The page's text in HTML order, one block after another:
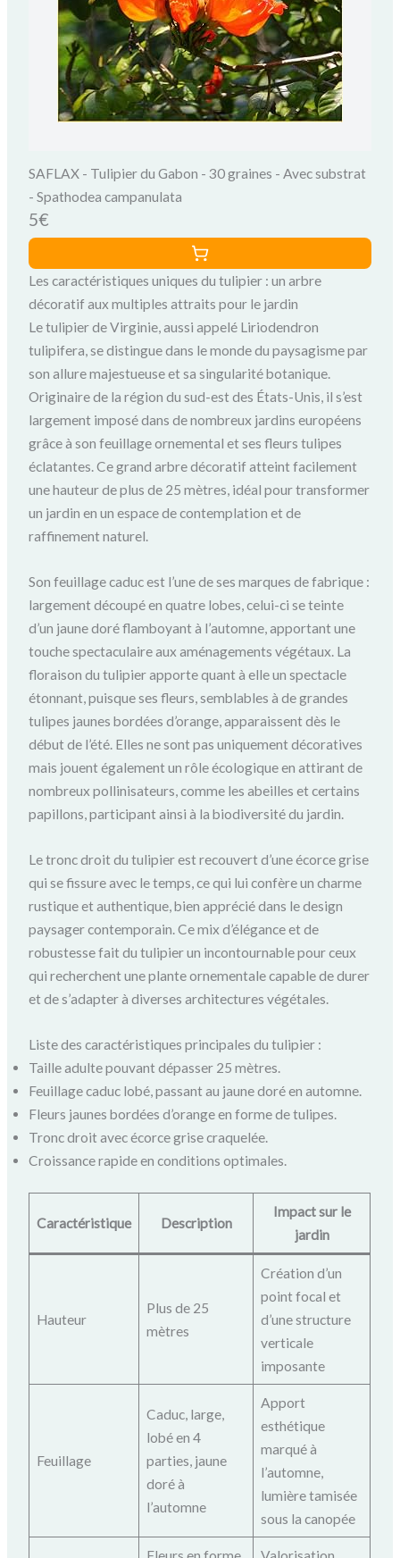
SAFLAX - Tulipier du Gabon - 30 graines - Avec substrat
- Spathodea campanulata
5€
Les caractéristiques uniques du tulipier : un arbre
décoratif aux multiples attraits pour le jardin
Le tulipier de Virginie, aussi appelé Liriodendron
tulipifera, se distingue dans le monde du paysagisme par
son allure majestueuse et sa singularité botanique.
Originaire de la région du sud-est des États-Unis, il s’est
largement imposé dans de nombreux jardins européens
grâce à son feuillage ornemental et ses fleurs tulipes
éclatantes. Ce grand arbre décoratif atteint facilement
une hauteur de plus de 25 mètres, idéal pour transformer
un jardin en un espace de contemplation et de
raffinement naturel.
Son feuillage caduc est l’une de ses marques de fabrique :
largement découpé en quatre lobes, celui-ci se teinte
d’un jaune doré flamboyant à l’automne, apportant une
touche spectaculaire aux aménagements végétaux. La
floraison du tulipier apporte quant à elle un spectacle
étonnant, puisque ses fleurs, semblables à de grandes
tulipes jaunes bordées d’orange, apparaissent dès le
début de l’été. Elles ne sont pas uniquement décoratives
mais jouent également un rôle écologique en attirant de
nombreux pollinisateurs, comme les abeilles et certains
papillons, participant ainsi à la biodiversité du jardin.
Le tronc droit du tulipier est recouvert d’une écorce grise
qui se fissure avec le temps, ce qui lui confère un charme
rustique et authentique, bien apprécié dans le design
paysager contemporain. Ce mix d’élégance et de
robustesse fait du tulipier un incontournable pour ceux
qui recherchent une plante ornementale capable de durer
et de s’adapter à diverses architectures végétales.
Liste des caractéristiques principales du tulipier :
Taille adulte pouvant dépasser 25 mètres.
Feuillage caduc lobé, passant au jaune doré en automne.
Fleurs jaunes bordées d’orange en forme de tulipes.
Tronc droit avec écorce grise craquelée.
Croissance rapide en conditions optimales.
Caractéristique Description
Impact sur le
jardin
Hauteur
Plus de 25
mètres
Création d’un
point focal et
d’une structure
verticale
imposante
Feuillage
Caduc, large,
lobé en 4
parties, jaune
doré à
l’automne
Apport
esthétique
marqué à
l’automne,
lumière tamisée
sous la canopée